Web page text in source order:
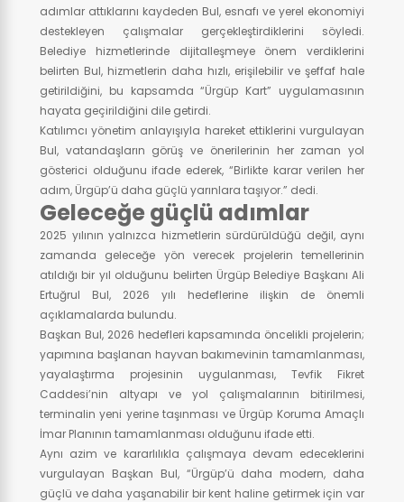
adımlar attıklarını kaydeden Bul, esnafı ve yerel ekonomiyi
destekleyen çalışmalar gerçekleştirdiklerini söyledi.
Belediye hizmetlerinde dijitalleşmeye önem verdiklerini
belirten Bul, hizmetlerin daha hızlı, erişilebilir ve şeffaf hale
getirildiğini, bu kapsamda “Ürgüp Kart” uygulamasının
hayata geçirildiğini dile getirdi.
Katılımcı yönetim anlayışıyla hareket ettiklerini vurgulayan
Bul, vatandaşların görüş ve önerilerinin her zaman yol
gösterici olduğunu ifade ederek, “Birlikte karar verilen her
adım, Ürgüp’ü daha güçlü yarınlara taşıyor.” dedi.
Geleceğe güçlü adımlar
2025 yılının yalnızca hizmetlerin sürdürüldüğü değil, aynı
zamanda geleceğe yön verecek projelerin temellerinin
atıldığı bir yıl olduğunu belirten Ürgüp Belediye Başkanı Ali
Ertuğrul Bul, 2026 yılı hedeflerine ilişkin de önemli
açıklamalarda bulundu.
Başkan Bul, 2026 hedefleri kapsamında öncelikli projelerin;
yapımına başlanan hayvan bakımevinin tamamlanması,
yayalaştırma projesinin uygulanması, Tevfik Fikret
Caddesi’nin altyapı ve yol çalışmalarının bitirilmesi,
terminalin yeni yerine taşınması ve Ürgüp Koruma Amaçlı
İmar Planının tamamlanması olduğunu ifade etti.
Aynı azim ve kararlılıkla çalışmaya devam edeceklerini
vurgulayan Başkan Bul, “Ürgüp’ü daha modern, daha
güçlü ve daha yaşanabilir bir kent haline getirmek için var